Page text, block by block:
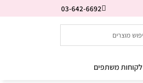
03-642-6692
לקוחות משתפים